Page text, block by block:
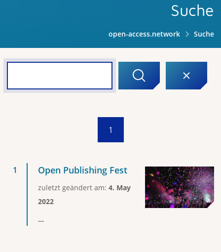
Suche
open-access.network Suche
1
Open Publishing Fest
zuletzt geändert am: 4. May
2022
...